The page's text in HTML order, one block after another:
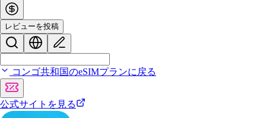
レビューを投稿
コンゴ共和国のeSIMプランに戻る
公式サイトを見る